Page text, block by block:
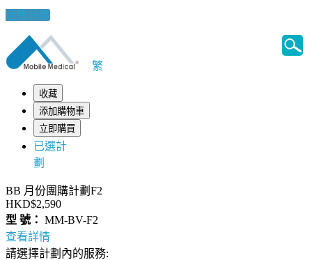
健康錦囊
繁
收藏
添加購物車
立即購買
已選計
劃
BB 月份團購計劃F2
HKD$2,590
型 號： MM-BV-F2
查看詳情
請選擇計劃內的服務: